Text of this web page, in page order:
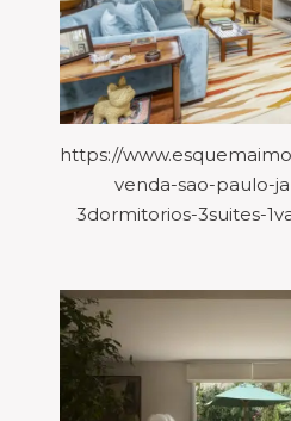
https://
venda-sao-paulo-
3dormitorios-3suites-